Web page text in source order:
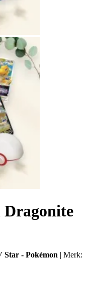
Dragonite
Star - Pokémon | Merk: